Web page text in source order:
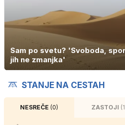
Sam po svetu? 'Svoboda,
jih ne zmanjka'
STANJE NA CESTAH
NESREČE (0) ZASTOJI